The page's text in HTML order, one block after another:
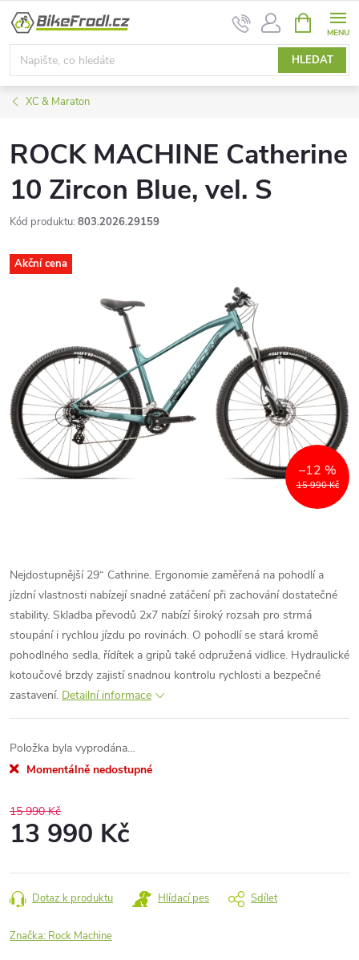
Přejít
obsah
HLEDAT
NÁKUPNÍ
KOŠÍK
XC & Maraton
ROCK MACHINE Catherine
10 Zircon Blue, vel. S
Kód produktu: 803.2026.29159
Akční cena
15 990 Kč
–12 %
Nejdostupnější 29“ Cathrine. Ergonomie zaměřená na pohodlí a
jízdní vlastnosti nabízejí snadné zatáčení při zachování dostatečné
stability. Skladba převodů 2x7 nabízí široký rozsah pro strmá
stoupání i rychlou jízdu po rovinách. O pohodlí se stará kromě
pohodlného sedla, řídítek a gripů také odpružená vidlice. Hydraulické
kotoučové brzdy zajistí snadnou kontrolu rychlosti a bezpečné
zastavení. Detailní informace
Položka byla vyprodána…
Momentálně nedostupné
15 990 Kč
13 990 Kč
cena:
Dotaz k produktu Hlídací pes Sdílet
Značka: Rock Machine